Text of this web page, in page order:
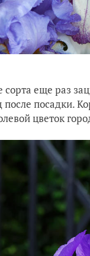
сорта еще раз
после посадки.
цветок